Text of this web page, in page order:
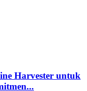
Harvester untuk